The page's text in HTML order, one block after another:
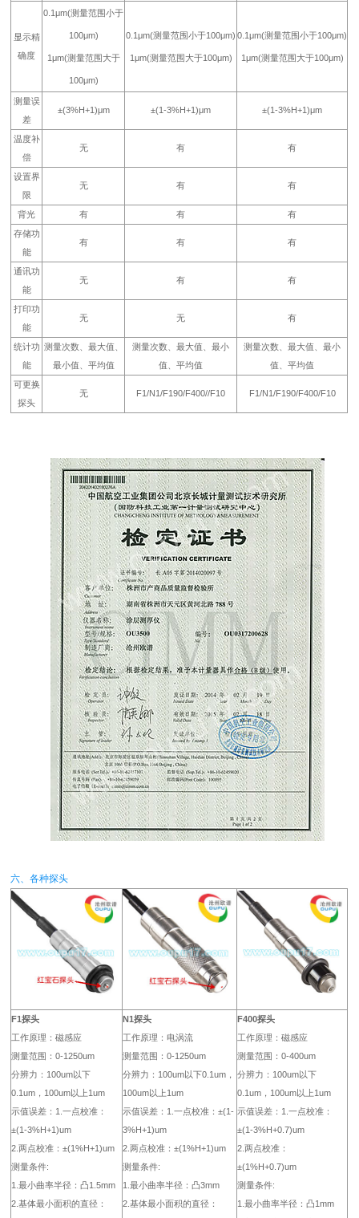
显示精
确度
0.1μm(测量范围小于
100μm)
1μm(测量范围大于
100μm)
0.1μm(测量范围小于100μm)
1μm(测量范围大于100μm)
0.1μm(测量范围小于100μm)
1μm(测量范围大于100μm)
测量误
差
±(3%H+1)μm ±(1-3%H+1)μm ±(1-3%H+1)μm
温度补
偿
无 有 有
设置界
限
无 有 有
背光 有 有
有
存储功
能
有 有 有
通讯功
能
无 有 有
打印功
能
无 无 有
统计功
能
测量次数、最大值、
最小值、平均值
测量次数、最大值、最小
值、平均值
测量次数、最大值、最小
值、平均值
可更换
探头
无 F1/N1/F190/F400//F10 F1/N1/F190/F400/F10
六、各种探头
F1探头
工作原理：磁感应
测量范围：0-1250um
分辨力：100um以下
0.1um，100um以上1um
示值误差：1.一点校准：
±(1-3%H+1)um
2.两点校准：±(1%H+1)um
测量条件:
1.最小曲率半径：凸1.5mm
2.基体最小面积的直径：
N1探头
工作原理：电涡流
测量范围：0-1250um
分辨力：100um以下0.1um，
100um以上1um
示值误差：1.一点校准：±(1-
3%H+1)um
2.两点校准：±(1%H+1)um
测量条件:
1.最小曲率半径：凸3mm
2.基体最小面积的直径：
F400探头
工作原理：磁感应
测量范围：0-400um
分辨力：100um以下
0.1um，100um以上1um
示值误差：1.一点校准：
±(1-3%H+0.7)um
2.两点校准：
±(1%H+0.7)um
测量条件:
1.最小曲率半径：凸1mm